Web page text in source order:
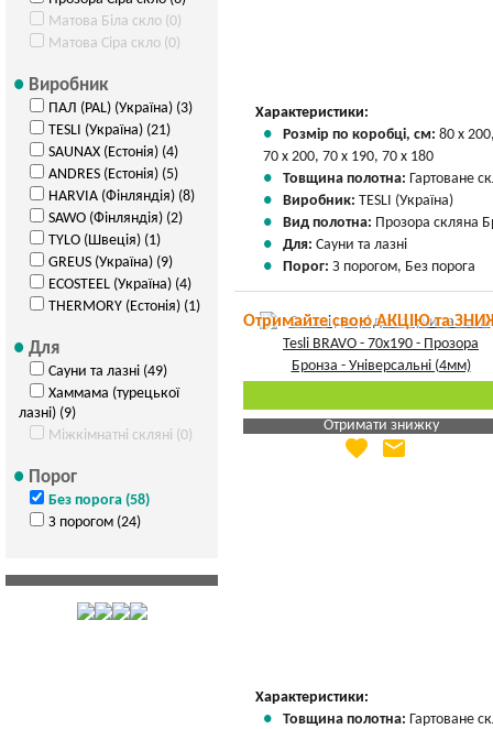
Матова Біла скло (0)
Матова Сіра скло (0)
Виробник
ПАЛ (PAL) (Україна) (3)
TESLI (Україна) (21)
SAUNAX (Естонія) (4)
ANDRES (Естонія) (5)
HARVIA (Фінляндія) (8)
SAWO (Фінляндія) (2)
TYLO (Швеція) (1)
GREUS (Україна) (9)
ECOSTEEL (Україна) (4)
THERMORY (Естонія) (1)
Для
Сауни та лазні (49)
Хаммама (турецької
лазні) (9)
Міжкімнатні скляні (0)
Порог
Без порога (58)
З порогом (24)
Характеристики:
Розмір по коробці, см: 80 х
70 х 200, 70 х 190, 70 х 180
Товщина полотна: Гартоване
Виробник: TESLI (Україна)
Вид полотна: Прозора скляна
Для: Сауни та лазні
Порог: З порогом, Без порога
Отримайте свою АКЦІЮ та
Отримати знижку
Яка Ваша ціна
favorite email
Характеристики:
Товщина полотна: Гартоване